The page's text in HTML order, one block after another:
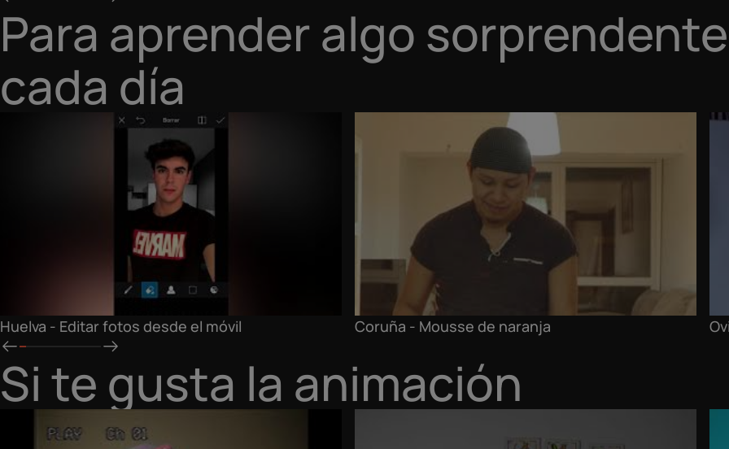
Para aprender algo sorprendente
cada día
Huelva - Editar fotos desde el móvil Coruña - Mousse de naranja
Si te gusta la animación